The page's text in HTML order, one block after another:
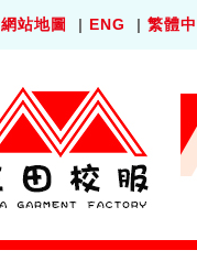
網站地圖 | ENG | 繁體